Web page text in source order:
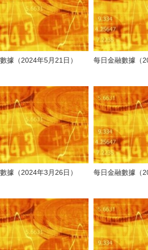
據（2024年5月21日） 每日金融數據（
據（2024年3月26日） 每日金融數據（